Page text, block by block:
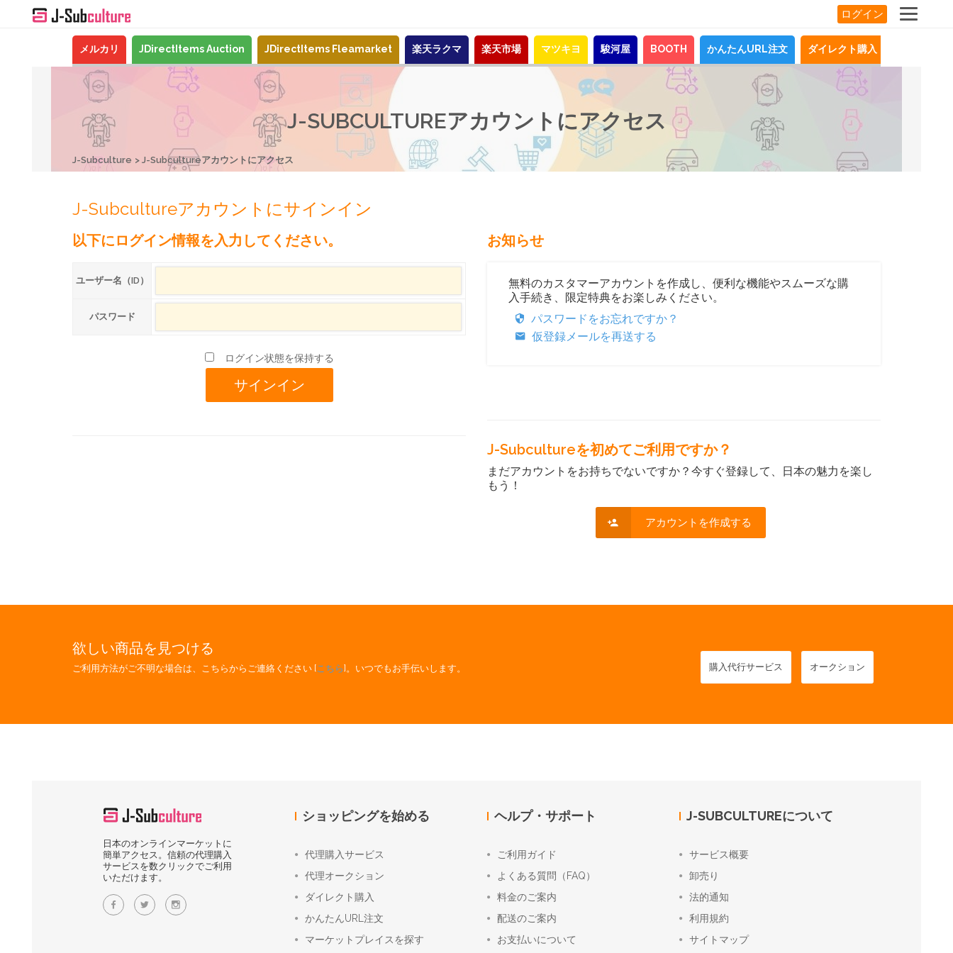
ログイン
メルカリ JDirectItems Auction JDirectItems Fleamarket 楽天ラクマ 楽天市場 マツキヨ 駿河屋 BOOTH かんたんURL注文 ダイレクト購入
J-SUBCULTUREアカウントにアクセス
J-Subculture J-Subcultureアカウントにアクセス
J-Subcultureアカウントにサインイン
以下にログイン情報を入力してください。
ユーザー名（ID）
パスワード
ログイン状態を保持する
お知らせ
無料のカスタマーアカウントを作成し、便利な機能やスムーズな購
入手続き、限定特典をお楽しみください。
パスワードをお忘れですか？
仮登録メールを再送する
J-Subcultureを初めてご利用ですか？
まだアカウントをお持ちでないですか？今すぐ登録して、日本の魅力を楽し
もう！
アカウントを作成する
欲しい商品を見つける
ご利用方法がご不明な場合は、こちらからご連絡ください [こちら]。いつでもお手伝いします。 購入代行サービス オークション
日本のオンラインマーケットに
簡単アクセス。信頼の代理購入
サービスを数クリックでご利用
いただけます。
ショッピングを始める
代理購入サービス
代理オークション
ダイレクト購入
かんたんURL注文
マーケットプレイスを探す
ヘルプ・サポート
ご利用ガイド
よくある質問（FAQ）
料金のご案内
配送のご案内
お支払いについて
J-SUBCULTUREについて
サービス概要
卸売り
法的通知
利用規約
サイトマップ